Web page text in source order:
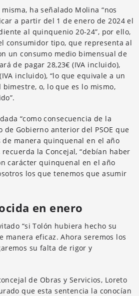
ha señalado Molina “nos
a partir del 1 de enero de 2024 el
al quinquenio 20-24”, por ello,
consumidor tipo, que representa al
un consumo medio bimensual de
de pagar 28,23€ (IVA incluido),
incluido), “lo que equivale a un
o, lo que es lo mismo,
“como consecuencia de la
Gobierno anterior del PSOE que
manera quinquenal en el año
recuerda la Concejal, “debían haber
carácter quinquenal en el año
los que tenemos que asumir
en enero
“si Tolón hubiera hecho su
manera eficaz. Ahora seremos los
su falta de rigor y
de Obras y Servicios, Loreto
que esta sentencia la conocían